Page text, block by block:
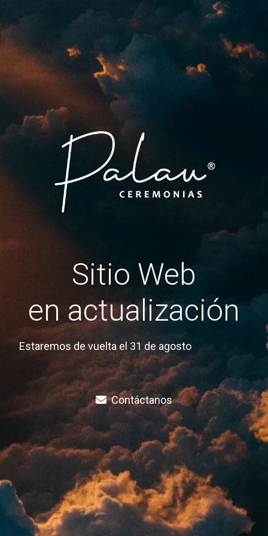
Sitio Web
en actualización
Estaremos de vuelta el 31 de agosto
Contáctanos